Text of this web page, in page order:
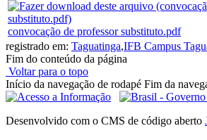
convocação de professor substituto.pdf
registrado em: Taguatinga,IFB Campus
Fim do conteúdo da página
Voltar para o topo
Início da navegação de rodapé Fim da
Desenvolvido com o CMS de código aberto